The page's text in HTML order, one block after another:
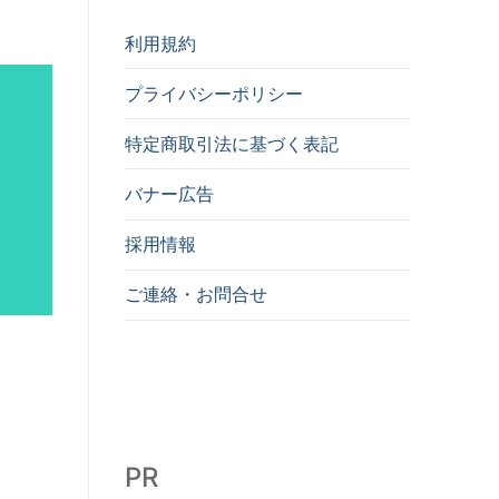
利用規約
プライバシーポリシー
特定商取引法に基づく表記
バナー広告
採用情報
ご連絡・お問合せ
PR